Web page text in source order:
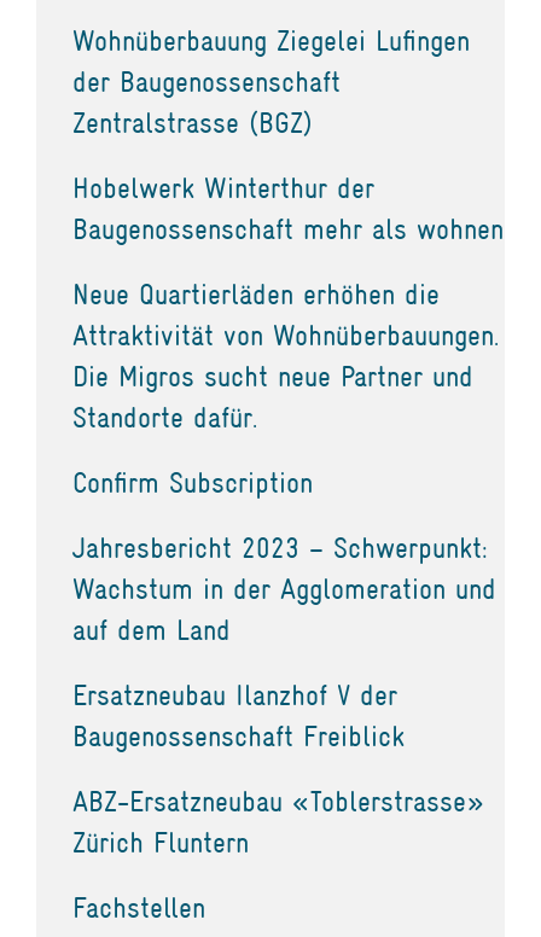
Wohnüberbauung Ziegelei Lufingen
der Baugenossenschaft
Zentralstrasse (BGZ)
Hobelwerk Winterthur der
Baugenossenschaft mehr als wohnen
Neue Quartierläden erhöhen die
Attraktivität von Wohnüberbauungen.
Die Migros sucht neue Partner und
Standorte dafür.
Confirm Subscription
Jahresbericht 2023 – Schwerpunkt:
Wachstum in der Agglomeration und
auf dem Land
Ersatzneubau Ilanzhof V der
Baugenossenschaft Freiblick
ABZ-Ersatzneubau «Toblerstrasse»
Zürich Fluntern
Fachstellen